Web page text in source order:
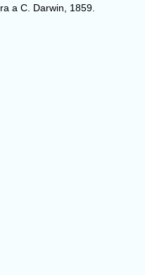
a C. Darwin, 1859.